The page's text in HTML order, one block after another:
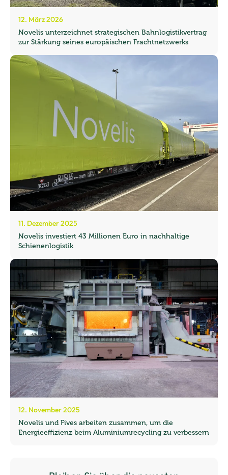
12. März 2026
Novelis unterzeichnet strategischen Bahnlogistikvertrag
zur Stärkung seines europäischen Frachtnetzwerks
11. Dezember 2025
Novelis investiert 43 Millionen Euro in nachhaltige
Schienenlogistik
12. November 2025
Novelis und Fives arbeiten zusammen, um die
Energieeffizienz beim Aluminiumrecycling zu verbessern